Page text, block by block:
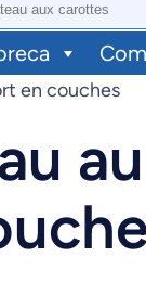
en couches